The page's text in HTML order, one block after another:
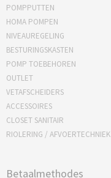
POMPPUTTEN
HOMA POMPEN
NIVEAUREGELING
BESTURINGSKASTEN
POMP TOEBEHOREN
OUTLET
VETAFSCHEIDERS
ACCESSOIRES
CLOSET SANITAIR
RIOLERING / AFVOERTECHNIEK
Betaalmethodes